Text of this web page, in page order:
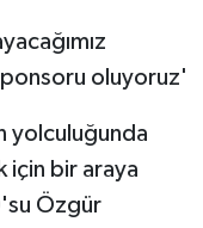
oluyoruz'
yolculuğunda
için bir araya
Özgür